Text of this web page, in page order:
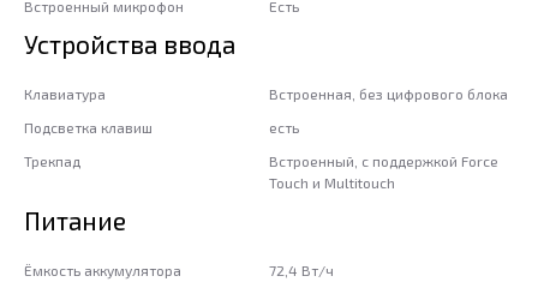
Встроенный микрофон
Есть
Устройства ввода
Клавиатура
Встроенная, без цифрового блока
Подсветка клавиш
есть
Трекпад
Встроенный, с поддержкой Force
Touch и Multitouch
Питание
Ёмкость аккумулятора
72,4 Вт/ч